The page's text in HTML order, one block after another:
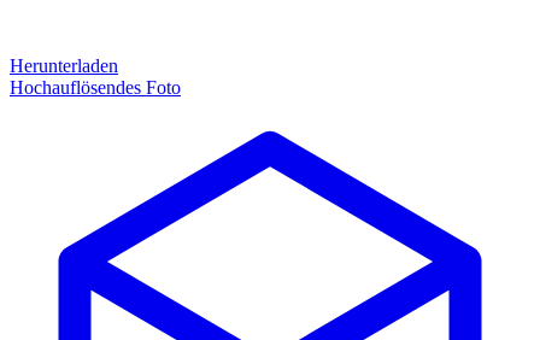
Herunterladen
Hochauflösendes Foto